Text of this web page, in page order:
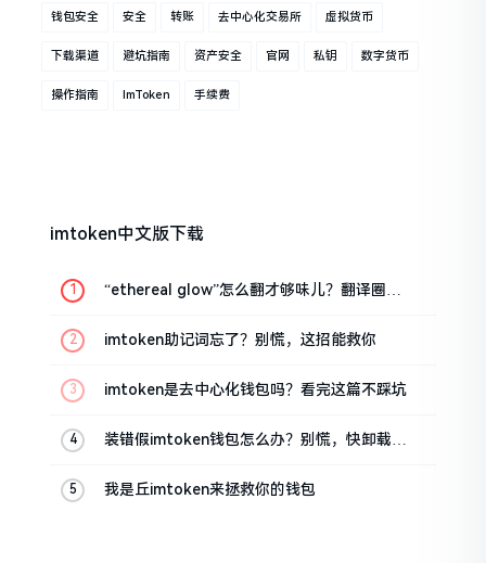
钱包安全 安全 转账 去中心化交易所 虚拟货币
下载渠道 避坑指南 资产安全 官网 私钥 数字货币
操作指南 ImToken 手续费
imtoken中文版下载
“ethereal glow”怎么翻才够味儿？翻译圈老
imtoken助记词忘了？别慌，这招能救你
imtoken是去中心化钱包吗？看完这篇不踩坑
装错假imtoken钱包怎么办？别慌，快卸载，
我是丘imtoken来拯救你的钱包